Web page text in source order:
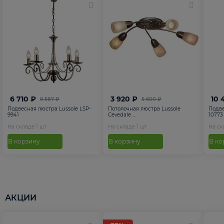
9 587 ₽
6 710 ₽
Подвесная люстра Lussole LSP-
9941
На складе 1 шт
В корзину
5 600 ₽
3 920 ₽
Потолочная люстра Lussole
Cevedale ...
На складе 1 шт
В корзину
10
10773
На
В
АКЦИИ